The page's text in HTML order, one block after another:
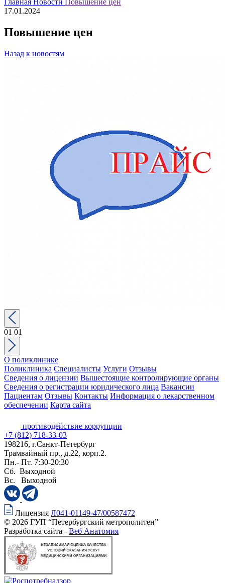
Главная Новости Повышение цен
17.01.2024
Повышение цен
Назад к новостям
01 01
О поликлинике
Поликлиника Специалисты Услуги Отзывы
Сведения о лицензии Вышестоящие контролирующие органы
Сведения о регистрации юридического лица Вакансии
Пациентам Отзывы Контакты Информация о лекарственном
обеспечении Карта сайта
противодействие коррупции
+7 (812) 718-33-03
198216, г.Санкт-Петербург
Трамвайный пр., д.22, корп.2.
Пн.- Пт. 7:30-20:30
Сб. Выходной
Вс. Выходной
Лицензия Л041-01149-47/00587472
© 2026 ГУП “Петербургский метрополитен”
Разработка сайта - Веб Анатомия